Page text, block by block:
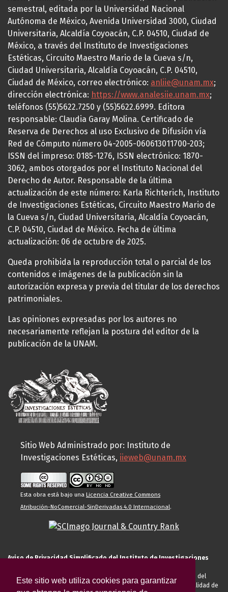
Este sitio web utiliza cookies para garantizar
semestral, editada por la Universidad Nacional
Autónoma de México, Avenida Universidad 3000, Ciudad
Universitaria, Alcaldía Coyoacán, C.P. 04510, Ciudad de
México, a través del Instituto de Investigaciones
Estéticas, Circuito Maestro Mario de la Cueva s/n,
Ciudad Universitaria, Alcaldía Coyoacán, C.P. 04510,
Ciudad de México, correo electrónico: anliie@unam.mx;
dirección electrónica: https://www.analesiie.unam.mx;
teléfonos (55)5622.7250 y (55)5622.6999. Editora
responsable: Claudia Garay Molina. Certificado de
Reserva de Derechos al uso Exclusivo de Difusión vía
Red de Cómputo número 04-2005-060613011700-203;
ISSN del impreso: 0185-1276, ISSN electrónico: 1870-
3062, ambos otorgados por el Instituto Nacional del
Derecho de Autor. Responsable de la última
actualización de este número: Karla Richterich, Instituto
de Investigaciones Estéticas, Circuito Maestro Mario de
la Cueva s/n, Ciudad Universitaria, Alcaldía Coyoacán,
C.P. 04510, Ciudad de México. Fecha de última
actualización: 06 de octubre de 2025.
Queda prohibida la reproducción total o parcial de los
contenidos e imágenes de la publicación sin la
autorización expresa y previa del titular de los derechos
patrimoniales.
Las opiniones expresadas por los autores no
necesariamente reflejan la postura del editor de la
publicación de la UNAM.
Sitio Web Administrado por: Instituto de
Investigaciones Estéticas, iieweb@unam.mx
Esta obra está bajo una Licencia Creative Commons
Atribución-NoComercial-SinDerivadas 4.0 Internacional.
Aviso de Privacidad Simplificado del Instituto de Investigaciones
El Instituto de Investigaciones Estéticas de la UNAM, es responsable del
tratamiento de sus datos personales para el registro de usted en calidad de